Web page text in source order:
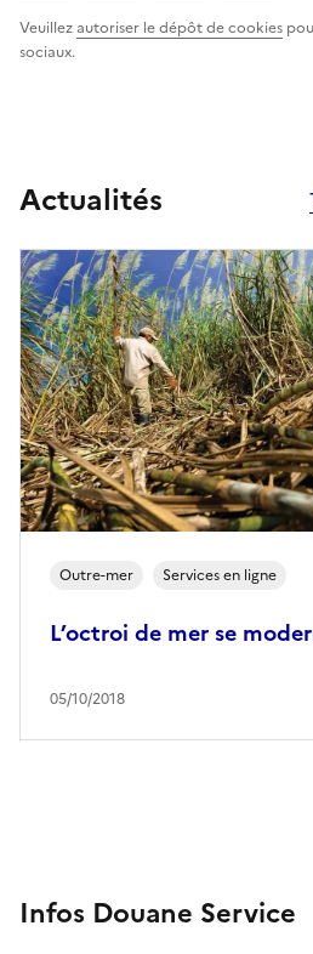
Veuillezautoriser le dépôt de cookies
sociaux.
Actualités
Outre-mer Services en ligne
05/10/2018
L’octroi de mer se
Infos Douane Service